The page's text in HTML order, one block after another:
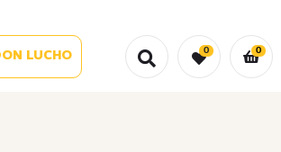
LUCHO 0 0